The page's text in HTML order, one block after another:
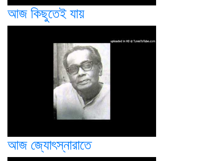
আজ কিছুতেই যায়
আজ জ্যোৎস্নারাতে